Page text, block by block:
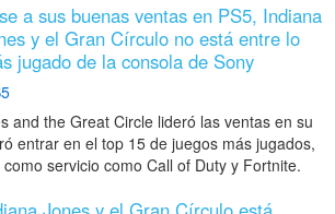
a sus buenas ventas en PS5, Indiana
y el Gran Círculo no está entre lo
jugado de la consola de Sony
and the Great Circle lideró las ventas en su
entrar en el top 15 de juegos más jugados,
servicio como Call of Duty y Fortnite.